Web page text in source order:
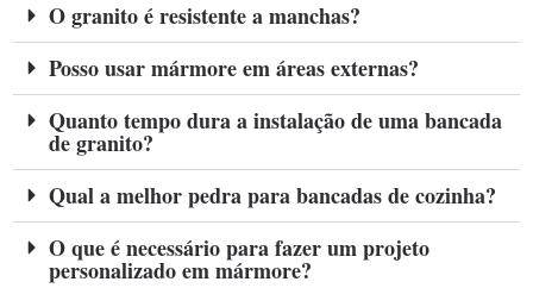
O granito é resistente a manchas?
Posso usar mármore em áreas externas?
Quanto tempo dura a instalação de uma bancada
de granito?
Qual a melhor pedra para bancadas de cozinha?
O que é necessário para fazer um projeto
personalizado em mármore?